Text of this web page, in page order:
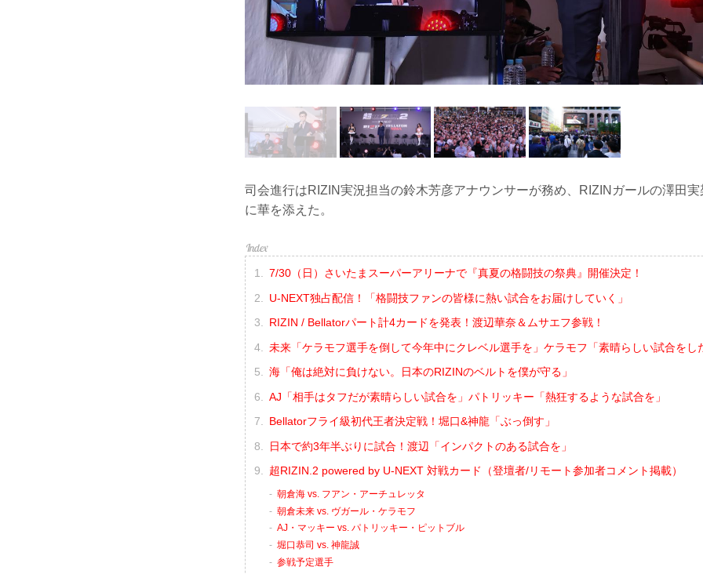
司会進行はRIZIN実況担当の鈴木芳彦アナウンサーが務め、RIZINガールの澤田
に華を添えた。
7/30（日）さいたまスーパーアリーナで『真夏の格闘技の祭典』開催決定！
U-NEXT独占配信！「格闘技ファンの皆様に熱い試合をお届けしていく」
RIZIN / Bellatorパート計4カードを発表！渡辺華奈＆ムサエフ参戦！
未来「ケラモフ選手を倒して今年中にクレベル選手を」ケラモフ「素晴らしい試合をし
海「俺は絶対に負けない。日本のRIZINのベルトを僕が守る」
AJ「相手はタフだが素晴らしい試合を」パトリッキー「熱狂するような試合を」
Bellatorフライ級初代王者決定戦！堀口&神龍「ぶっ倒す」
日本で約3年半ぶりに試合！渡辺「インパクトのある試合を」
超RIZIN.2 powered by U-NEXT 対戦カード（登壇者/リモート参加者コメント掲載）
朝倉海 vs. フアン・アーチュレッタ
朝倉未来 vs. ヴガール・ケラモフ
AJ・マッキー vs. パトリッキー・ピットブル
堀口恭司 vs. 神龍誠
参戦予定選手